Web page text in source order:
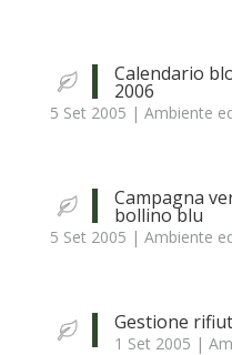
Calendario
2006
5 Set 2005 | Ambiente
Campagna
bollino blu
5 Set 2005 | Ambiente
Gestione
1 Set 2005 |